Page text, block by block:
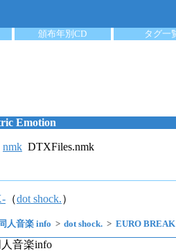
頒布年別CD タグ一
Emotion
nmk DTXFiles.nmk
（dot shock.）
同人音楽 info dot shock. EURO
音楽info